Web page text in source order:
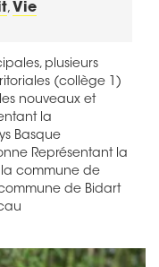
, Vie
plusieurs
(collège 1)
nouveaux et
la
Basque
Représentant la
la commune de
de Bidart